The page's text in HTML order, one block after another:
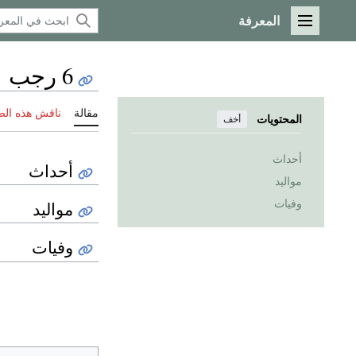
القائمة الرئيسية
المعرفة
المحتويات أخف
أحداث
مواليد
وفيات
6 رجب
مقالة ناقش هذه
أحداث
مواليد
وفيات